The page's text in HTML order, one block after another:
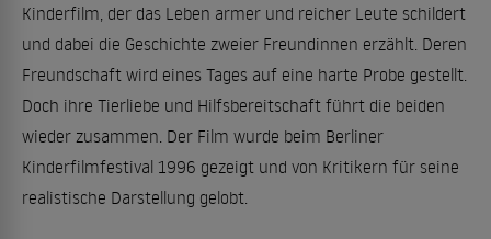
Kinderfilm, der das Leben armer und reicher Leute schildert
und dabei die Geschichte zweier Freundinnen erzählt. Deren
Freundschaft wird eines Tages auf eine harte Probe gestellt.
Doch ihre Tierliebe und Hilfsbereitschaft führt die beiden
wieder zusammen. Der Film wurde beim Berliner
Kinderfilmfestival 1996 gezeigt und von Kritikern für seine
realistische Darstellung gelobt.